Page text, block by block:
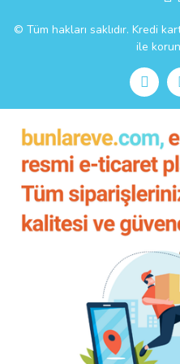
© Tüm hakları saklıdır. Kredi
ile